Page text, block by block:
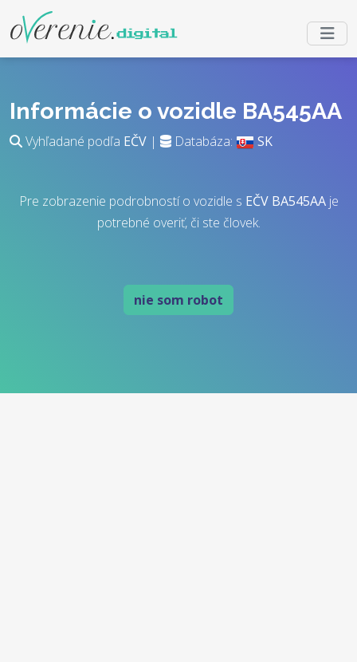
Informácie o vozidle BA545AA
Vyhľadané podľa EČV | Databáza: SK
Pre zobrazenie podrobností o vozidle s EČV BA545AAje
potrebné overiť, či ste človek.
nie som robot